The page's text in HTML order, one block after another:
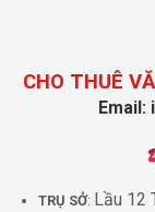
CHO THUÊ
TRỤ SỞ: Lầu 12